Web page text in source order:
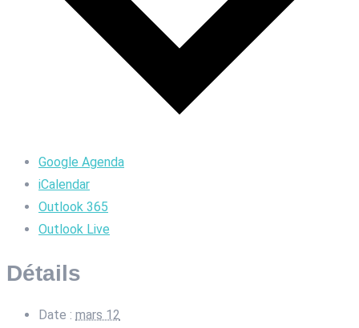
Google Agenda
iCalendar
Outlook 365
Outlook Live
Détails
Date : mars 12